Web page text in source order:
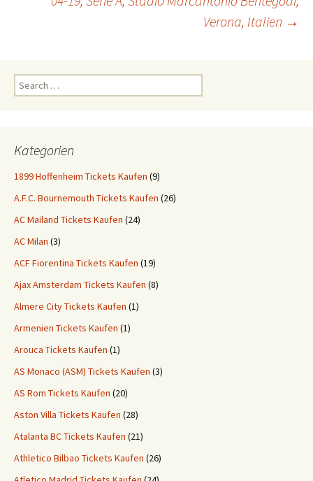
Verona, Italien →
Search
for:
Kategorien
1899 Hoffenheim Tickets Kaufen (9)
A.F.C. Bournemouth Tickets Kaufen (26)
AC Mailand Tickets Kaufen (24)
AC Milan (3)
ACF Fiorentina Tickets Kaufen (19)
Ajax Amsterdam Tickets Kaufen (8)
Almere City Tickets Kaufen (1)
Armenien Tickets Kaufen (1)
Arouca Tickets Kaufen (1)
AS Monaco (ASM) Tickets Kaufen (3)
AS Rom Tickets Kaufen (20)
Aston Villa Tickets Kaufen (28)
Atalanta BC Tickets Kaufen (21)
Athletico Bilbao Tickets Kaufen (26)